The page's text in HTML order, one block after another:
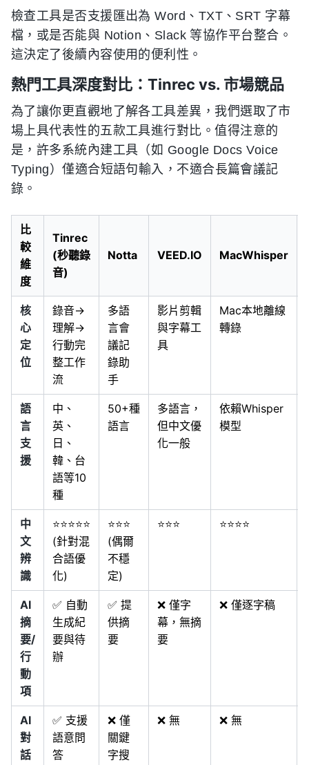
檢查工具是否支援匯出為 Word、TXT、SRT 字幕
檔，或是否能與 Notion、Slack 等協作平台整合。
這決定了後續內容使用的便利性。
熱門工具深度對比：Tinrec vs. 市場競品
為了讓你更直觀地了解各工具差異，我們選取了市
場上具代表性的五款工具進行對比。值得注意的
是，許多系統內建工具（如 Google Docs Voice
Typing）僅適合短語句輸入，不適合長篇會議記
錄。
比
較
維
度
Tinrec
(秒聽錄
音)
Notta VEED.IO MacWhisper
核
心
定
位
錄音→
理解→
行動完
整工作
流
多語
言會
議記
錄助
手
影片剪輯
與字幕工
具
Mac本地離線
轉錄
語
言
支
援
中、
英、
日、
韓、台
語等10
種
50+種
語言
多語言，
但中文優
化一般
依賴Whisper
模型
中
文
辨
識
⭐⭐⭐⭐⭐
(針對混
合語優
化)
⭐⭐⭐
(偶爾
不穩
定)
⭐⭐⭐ ⭐⭐⭐⭐
AI
摘
要/
行
動
項
✅ 自動
生成紀
要與待
辦
✅ 提
供摘
要
❌ 僅字
幕，無摘
要
❌ 僅逐字稿
AI
對
話
✅ 支援
語意問
答
❌ 僅
關鍵
字搜
❌ 無 ❌ 無